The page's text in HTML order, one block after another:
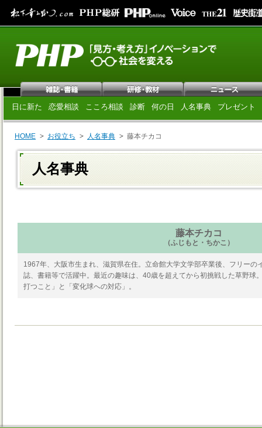
日に新た 恋愛相談 こころ相談 診断 何の日 人名事典 プレゼント
HOME お役立ち 人名事典 藤本チカコ
人名事典
藤本チカコ
（ふじもと・ちかこ）
1967年、大阪市生まれ、滋賀県在住。立命館大学文学部卒業後、フリーの
誌、書籍等で活躍中。最近の趣味は、40歳を超えてから初挑戦した草野球
打つこと」と「変化球への対応」。